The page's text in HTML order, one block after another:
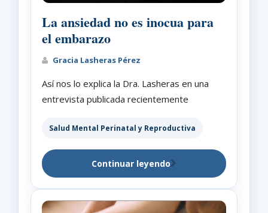
La ansiedad no es inocua para
el embarazo
Gracia Lasheras Pérez
Así nos lo explica la Dra. Lasheras en una
entrevista publicada recientemente
Salud Mental Perinatal y Reproductiva
Continuar leyendo